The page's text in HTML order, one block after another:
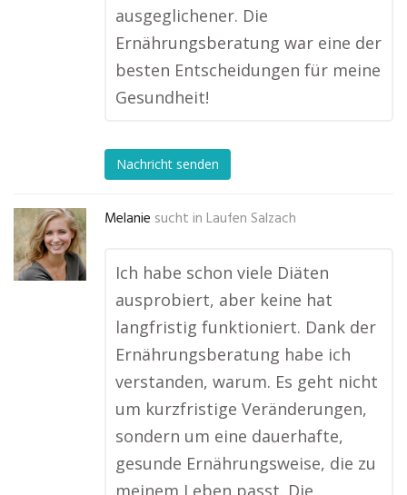
ausgeglichener. Die
Ernährungsberatung war eine der
besten Entscheidungen für meine
Gesundheit!
Nachricht senden
Melanie sucht in Laufen Salzach
Ich habe schon viele Diäten
ausprobiert, aber keine hat
langfristig funktioniert. Dank der
Ernährungsberatung habe ich
verstanden, warum. Es geht nicht
um kurzfristige Veränderungen,
sondern um eine dauerhafte,
gesunde Ernährungsweise, die zu
meinem Leben passt. Die